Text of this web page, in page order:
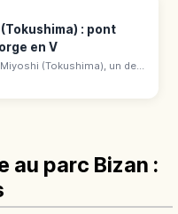
(Tokushima) : pont
en V
(Tokushima), un des
Japon : pont Kazura de 45
au parc Bizan :